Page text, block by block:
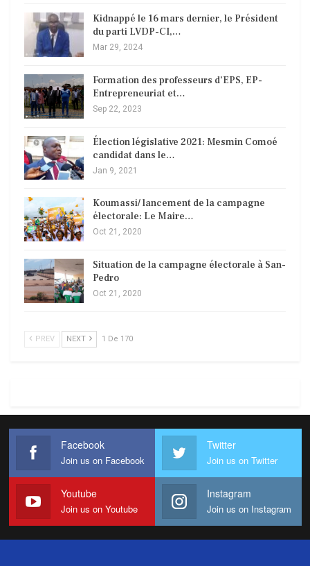
Kidnappé le 16 mars dernier, le Président
du parti LVDP-CI,…
Mar 29, 2024
Formation des professeurs d’EPS, EP-
Entrepreneuriat et…
Sep 22, 2023
Élection législative 2021: Mesmin Comoé
candidat dans le…
Jan 9, 2021
Koumassi/ lancement de la campagne
électorale: Le Maire…
Oct 21, 2020
Situation de la campagne électorale à San-
Pedro
Oct 21, 2020
PREV NEXT 1 De 170
Facebook
Join us on Facebook
Twitter
Join us on Twitter
Youtube
Join us on Youtube
Instagram
Join us on Instagram